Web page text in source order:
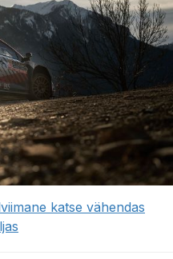
katse vähendas